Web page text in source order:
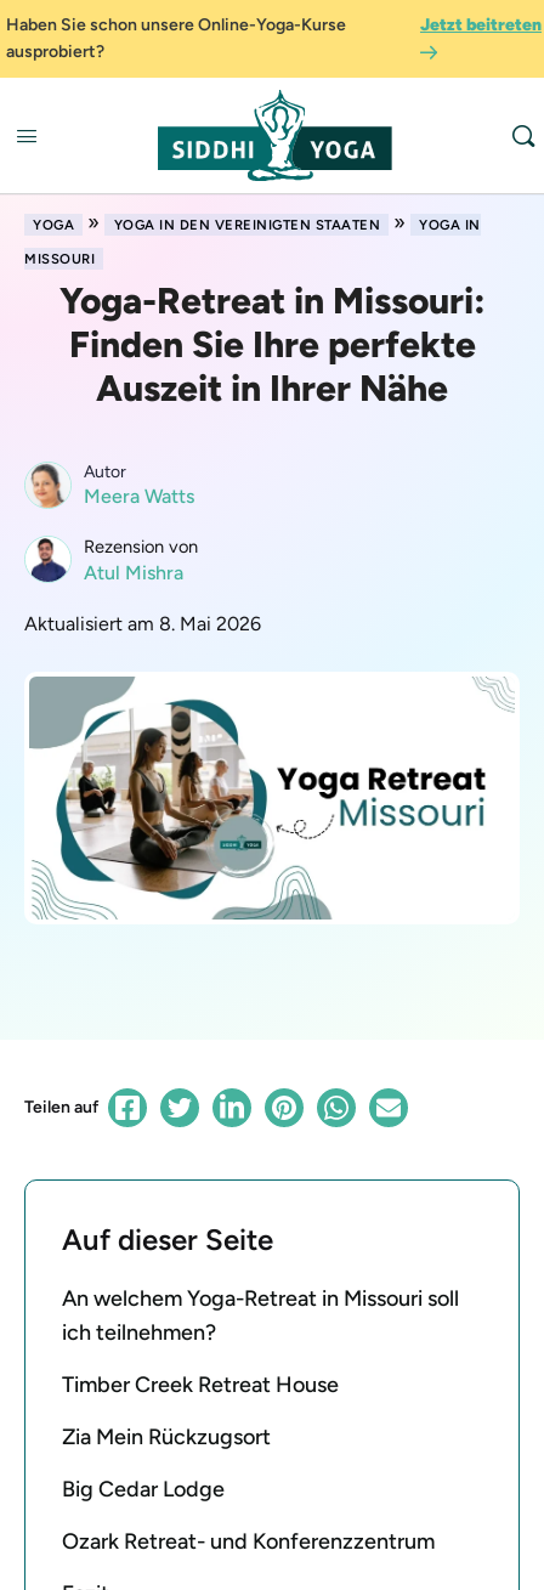
Haben Sie schon unsere Online-Yoga-Kurse
ausprobiert?
Jetzt beitreten
YOGA » YOGA IN DEN VEREINIGTEN STAATEN »
YOGA IN
MISSOURI
Yoga-Retreat in Missouri:
Finden Sie Ihre perfekte
Auszeit in Ihrer Nähe
Autor
Meera Watts
Rezension von
Atul Mishra
Aktualisiert am 8. Mai 2026
Teilen auf
Auf dieser Seite
An welchem ​​Yoga-Retreat in Missouri soll
ich teilnehmen?
Timber Creek Retreat House
Zia Mein Rückzugsort
Big Cedar Lodge
Ozark Retreat- und Konferenzzentrum